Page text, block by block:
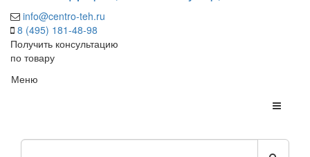
info@centro-teh.ru
8 (495) 181-48-98
Получить консультацию
по товару
Меню